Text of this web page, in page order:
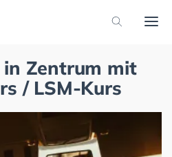
in Zentrum mit
/ LSM-Kurs